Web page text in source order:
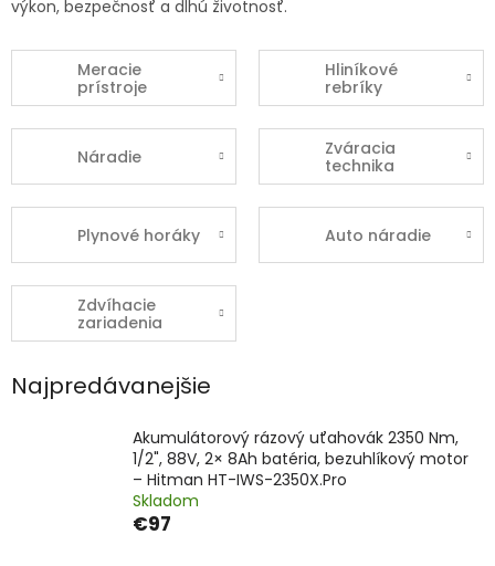
výkon, bezpečnosť a dlhú životnosť.
Meracie
prístroje
Hliníkové
rebríky
Náradie
Zváracia
technika
Plynové horáky Auto náradie
Zdvíhacie
zariadenia
Najpredávanejšie
Akumulátorový rázový uťahovák 2350 Nm,
1/2", 88V, 2× 8Ah batéria, bezuhlíkový motor
– Hitman HT-IWS-2350X.Pro
Skladom
€97